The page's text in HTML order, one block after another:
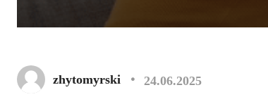
zhytomyrski 24.06.2025